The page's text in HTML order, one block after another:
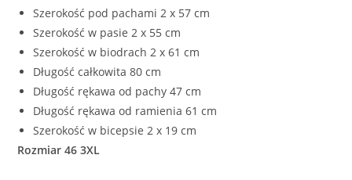
Szerokość pod pachami 2 x 57 cm
Szerokość w pasie 2 x 55 cm
Szerokość w biodrach 2 x 61 cm
Długość całkowita 80 cm
Długość rękawa od pachy 47 cm
Długość rękawa od ramienia 61 cm
Szerokość w bicepsie 2 x 19 cm
Rozmiar 46 3XL